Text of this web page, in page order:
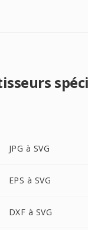
JPG à SVG
EPS à SVG
DXF à SVG